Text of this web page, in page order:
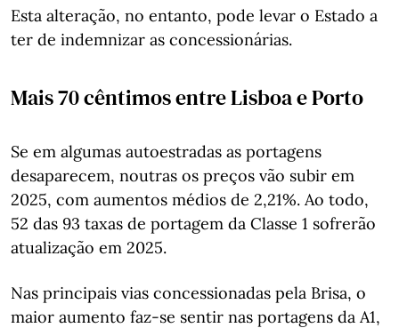
Esta alteração, no entanto, pode levar o Estado a
ter de indemnizar as concessionárias.
Mais 70 cêntimos entre Lisboa e Porto
Se em algumas autoestradas as portagens
desaparecem, noutras os preços vão subir em
2025, com aumentos médios de 2,21%. Ao todo,
52 das 93 taxas de portagem da Classe 1 sofrerão
atualização em 2025.
Nas principais vias concessionadas pela Brisa, o
maior aumento faz-se sentir nas portagens da A1,